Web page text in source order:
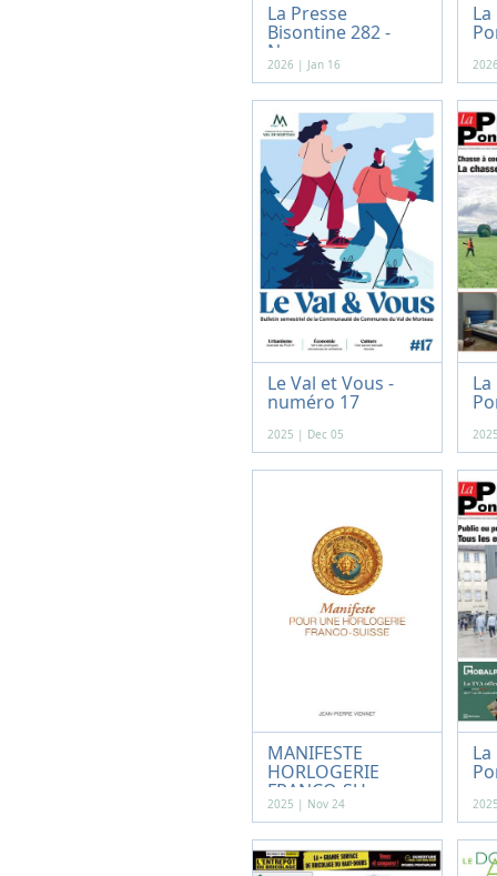
La Presse
Bisontine 282 -
Nove...
2026 | Jan 16
Le Val et Vous -
numéro 17
2025 | Dec 05
MANIFESTE
HORLOGERIE
FRANCO-SU...
2025 | Nov 24